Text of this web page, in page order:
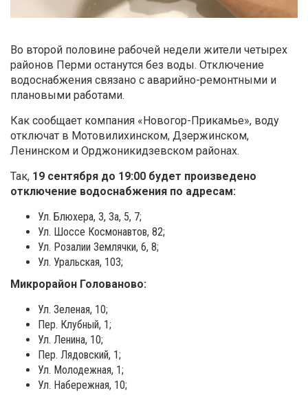
Во второй половине рабочей недели жители четырех
районов Перми останутся без воды. Отключение
водоснабжения связано с аварийно-ремонтными и
плановыми работами.
Как сообщает компания «Новогор-Прикамье», воду
отключат в Мотовилихинском, Дзержинском,
Ленинском и Орджоникидзевском районах.
Так, 19 сентября до 19:00 будет произведено
отключение водоснабжения по адресам:
Ул. Блюхера, 3, 3а, 5, 7;
Ул. Шоссе Космонавтов, 82;
Ул. Розалии Землячки, 6, 8;
Ул. Уральская, 103;
Микрорайон Голованово:
Ул. Зеленая, 10;
Пер. Клубный, 1;
Ул. Ленина, 10;
Пер. Лядовский, 1;
Ул. Молодежная, 1;
Ул. Набережная, 10;